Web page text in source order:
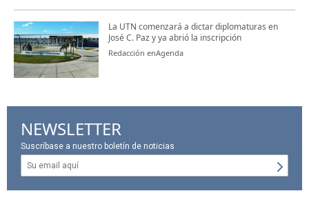
La UTN comenzará a dictar diplomaturas en
José C. Paz y ya abrió la inscripción
Redacción enAgenda
NEWSLETTER
Suscríbase a nuestro boletín de noticias